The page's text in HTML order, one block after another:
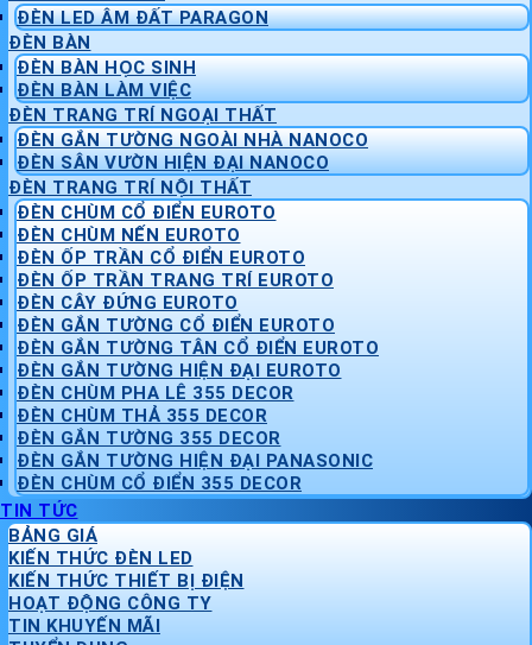
ĐÈN LED ÂM ĐẤT PARAGON
ĐÈN BÀN
ĐÈN BÀN HỌC SINH
ĐÈN BÀN LÀM VIỆC
ĐÈN TRANG TRÍ NGOẠI THẤT
ĐÈN GẮN TƯỜNG NGOÀI NHÀ NANOCO
ĐÈN SÂN VƯỜN HIỆN ĐẠI NANOCO
ĐÈN TRANG TRÍ NỘI THẤT
ĐÈN CHÙM CỔ ĐIỂN EUROTO
ĐÈN CHÙM NẾN EUROTO
ĐÈN ỐP TRẦN CỔ ĐIỂN EUROTO
ĐÈN ỐP TRẦN TRANG TRÍ EUROTO
ĐÈN CÂY ĐỨNG EUROTO
ĐÈN GẮN TƯỜNG CỔ ĐIỂN EUROTO
ĐÈN GẮN TƯỜNG TÂN CỔ ĐIỂN EUROTO
ĐÈN GẮN TƯỜNG HIỆN ĐẠI EUROTO
ĐÈN CHÙM PHA LÊ 355 DECOR
ĐÈN CHÙM THẢ 355 DECOR
ĐÈN GẮN TƯỜNG 355 DECOR
ĐÈN GẮN TƯỜNG HIỆN ĐẠI PANASONIC
ĐÈN CHÙM CỔ ĐIỂN 355 DECOR
TIN TỨC
BẢNG GIÁ
KIẾN THỨC ĐÈN LED
KIẾN THỨC THIẾT BỊ ĐIỆN
HOẠT ĐỘNG CÔNG TY
TIN KHUYẾN MÃI